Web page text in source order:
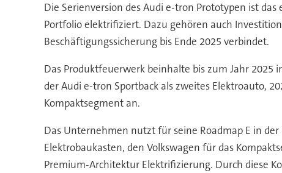
Die Serienversion des Audi e-tron Prototypen ist
Portfolio elektrifiziert. Dazu gehören auch
Beschäftigungssicherung bis Ende 2025 verbindet.
Das Produktfeuerwerk beinhalte bis zum Jahr
der Audi e-tron Sportback als zweites Elektroauto,
Kompaktsegment an.
Das Unternehmen nutzt für seine Roadmap E in
Elektrobaukasten, den Volkswagen für das
Premium-Architektur Elektrifizierung. Durch diese